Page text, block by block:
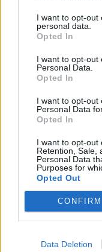
I want to opt-out
personal data.
Opted In
I want to opt-out
Personal Data.
Opted In
I want to opt-out
Personal Data
Opted In
I want to opt-out
Retention, Sale,
Personal Data
Purposes for
Opted Out
CONFIRM
Data Deletion